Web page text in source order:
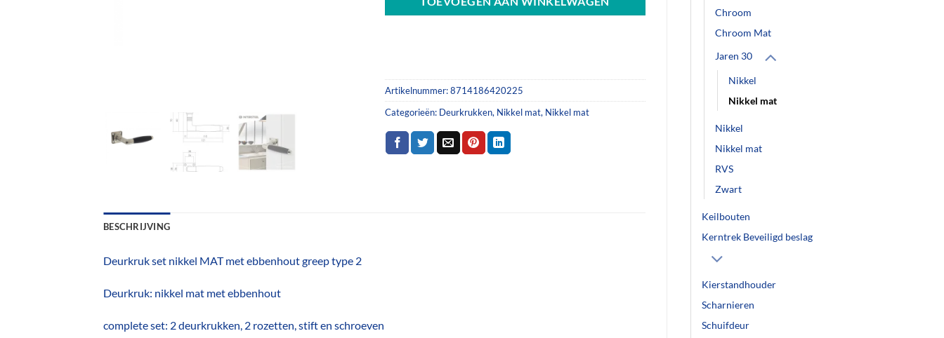
Chroom
Chroom Mat
Jaren 30
Nikkel
Nikkel mat
Nikkel
Nikkel mat
RVS
Zwart
Keilbouten
Kerntrek Beveiligd beslag
Kierstandhouder
Scharnieren
Schuifdeur
Artikelnummer:8714186420225
Categorieën: Deurkrukken, Nikkel mat, Nikkel mat
BESCHRIJVING
Deurkruk set nikkel MAT met ebbenhout greep type 2
Deurkruk: nikkel mat met ebbenhout
complete set: 2 deurkrukken, 2 rozetten, stift en schroeven